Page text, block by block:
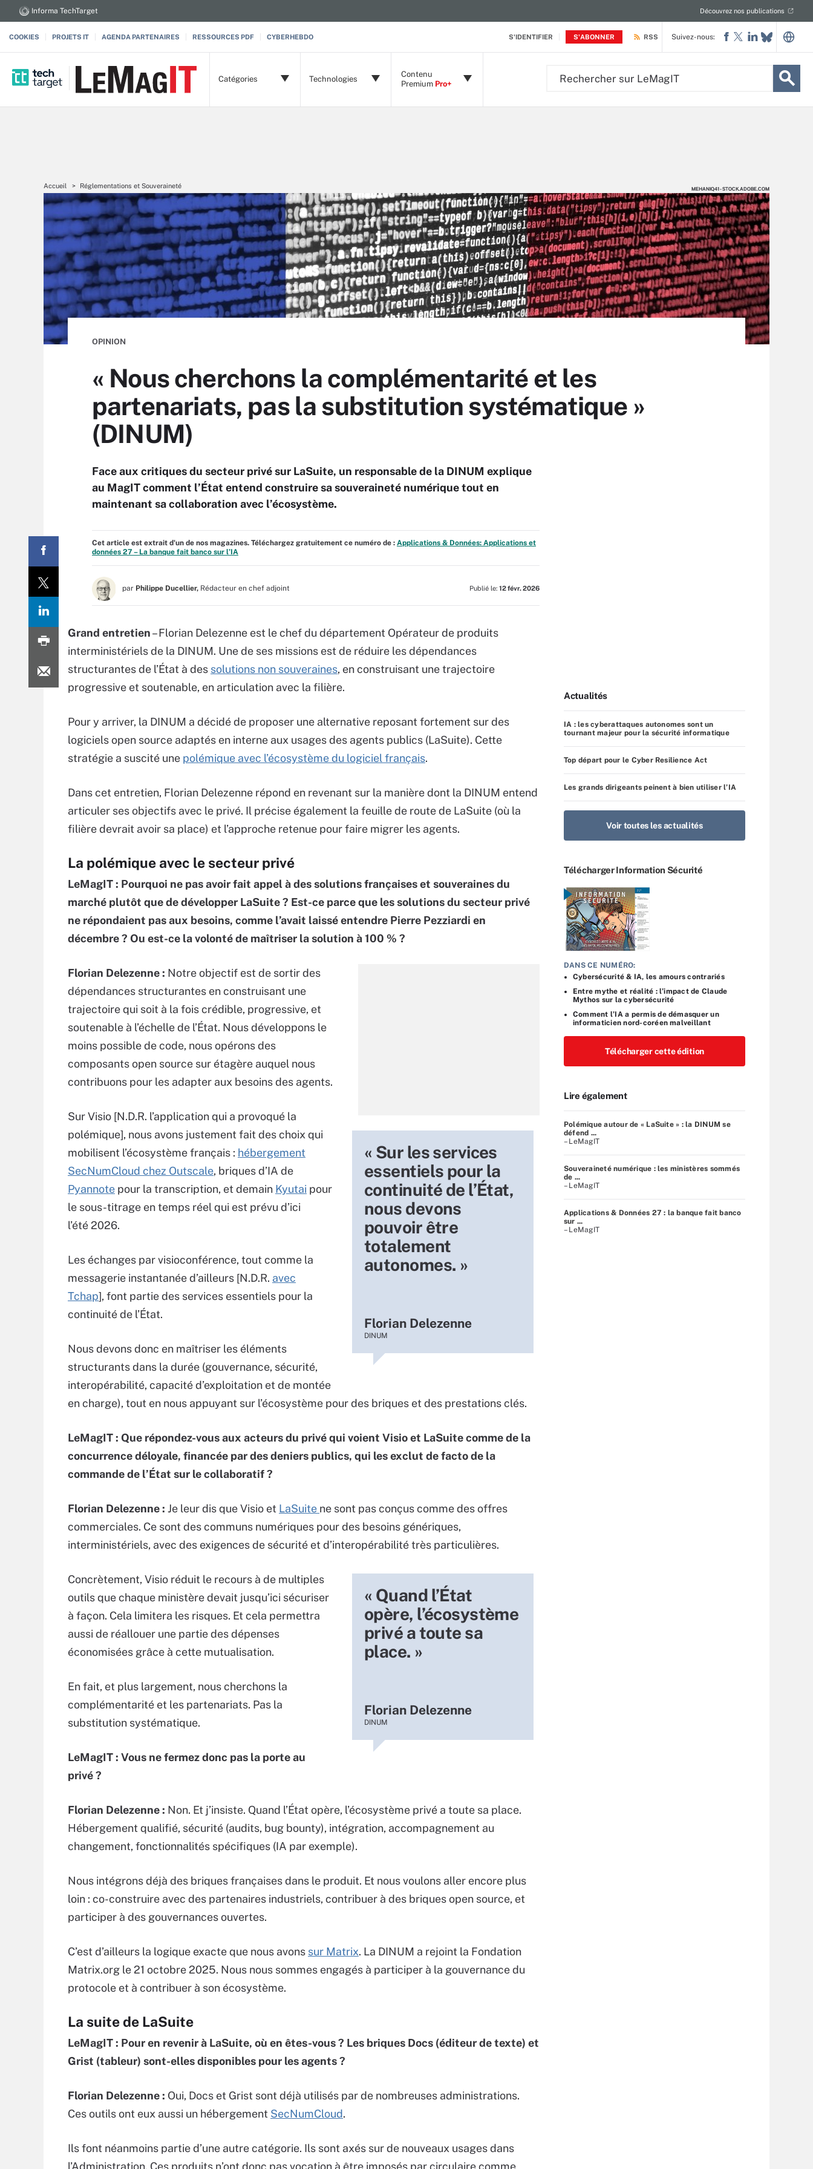
S'IDENTIFIER S'ABONNER
Informa TechTarget Découvrez nos publications
COOKIES PROJETS IT AGENDA PARTENAIRES RESSOURCES PDF CYBERHEBDO RSS
Catégories Technologies
Contenu
Premium Pro+
Suivez-nous:
Accueil Réglementations et Souveraineté MEHANIQ41 - STOCK.ADOBE.COM
MEHANIQ41 - STOCK.ADOBE.COM
OPINION
« Nous cherchons la complémentarité et les
partenariats, pas la substitution systématique »
(DINUM)
Face aux critiques du secteur privé sur LaSuite, un responsable de la DINUM explique
au MagIT comment l’État entend construire sa souveraineté numérique tout en
maintenant sa collaboration avec l’écosystème.
Cet article est extrait d'un de nos magazines. Téléchargez gratuitement ce numéro de : Applications & Données: Applications et
données 27 – La banque fait banco sur l’IA
par Philippe Ducellier, Rédacteur en chef adjoint Publié le: 12 févr. 2026
Grand entretien– Florian Delezenne est le chef du département Opérateur de produits
interministériels de la DINUM. Une de ses missions est de réduire les dépendances
structurantes de l’État à des solutions non souveraines, en construisant une trajectoire
progressive et soutenable, en articulation avec la filière.
Pour y arriver, la DINUM a décidé de proposer une alternative reposant fortement sur des
logiciels open source adaptés en interne aux usages des agents publics (LaSuite). Cette
stratégie a suscité une polémique avec l’écosystème du logiciel français.
Dans cet entretien, Florian Delezenne répond en revenant sur la manière dont la DINUM entend
articuler ses objectifs avec le privé. Il précise également la feuille de route de LaSuite (où la
filière devrait avoir sa place) et l’approche retenue pour faire migrer les agents.
La polémique avec le secteur privé
LeMagIT : Pourquoi ne pas avoir fait appel à des solutions françaises et souveraines du
marché plutôt que de développer LaSuite ? Est-ce parce que les solutions du secteur privé
ne répondaient pas aux besoins, comme l’avait laissé entendre Pierre Pezziardi en
décembre ? Ou est-ce la volonté de maîtriser la solution à 100 % ?
Florian Delezenne : Notre objectif est de sortir des
dépendances structurantes en construisant une
trajectoire qui soit à la fois crédible, progressive, et
soutenable à l’échelle de l’État. Nous développons le
moins possible de code, nous opérons des
composants open source sur étagère auquel nous
contribuons pour les adapter aux besoins des agents.
« Sur les services
essentiels pour la
continuité de l’État,
nous devons
pouvoir être
totalement
autonomes. »
Florian Delezenne
DINUM
Sur Visio [N.D.R. l’application qui a provoqué la
polémique], nous avons justement fait des choix qui
mobilisent l’écosystème français : hébergement
SecNumCloud chez Outscale, briques d’IA de
Pyannote pour la transcription, et demain Kyutai pour
le sous-titrage en temps réel qui est prévu d’ici
l’été 2026.
Les échanges par visioconférence, tout comme la
messagerie instantanée d’ailleurs [N.D.R. avec
Tchap], font partie des services essentiels pour la
continuité de l’État.
Nous devons donc en maîtriser les éléments
structurants dans la durée (gouvernance, sécurité,
interopérabilité, capacité d’exploitation et de montée
en charge), tout en nous appuyant sur l’écosystème pour des briques et des prestations clés.
LeMagIT : Que répondez-vous aux acteurs du privé qui voient Visio et LaSuite comme de la
concurrence déloyale, financée par des deniers publics, qui les exclut de facto de la
commande de l’État sur le collaboratif ?
Florian Delezenne : Je leur dis que Visio et LaSuite ne sont pas conçus comme des offres
commerciales. Ce sont des communs numériques pour des besoins génériques,
interministériels, avec des exigences de sécurité et d’interopérabilité très particulières.
« Quand l’État
opère, l’écosystème
privé a toute sa
place. »
Florian Delezenne
DINUM
Concrètement, Visio réduit le recours à de multiples
outils que chaque ministère devait jusqu’ici sécuriser
à façon. Cela limitera les risques. Et cela permettra
aussi de réallouer une partie des dépenses
économisées grâce à cette mutualisation.
En fait, et plus largement, nous cherchons la
complémentarité et les partenariats. Pas la
substitution systématique.
LeMagIT : Vous ne fermez donc pas la porte au
privé ?
Florian Delezenne : Non. Et j’insiste. Quand l’État opère, l’écosystème privé a toute sa place.
Hébergement qualifié, sécurité (audits, bug bounty), intégration, accompagnement au
changement, fonctionnalités spécifiques (IA par exemple).
Nous intégrons déjà des briques françaises dans le produit. Et nous voulons aller encore plus
loin : co-construire avec des partenaires industriels, contribuer à des briques open source, et
participer à des gouvernances ouvertes.
C’est d’ailleurs la logique exacte que nous avons sur Matrix. La DINUM a rejoint la Fondation
Matrix.org le 21 octobre 2025. Nous nous sommes engagés à participer à la gouvernance du
protocole et à contribuer à son écosystème.
La suite de LaSuite
LeMagIT : Pour en revenir à LaSuite, où en êtes-vous ? Les briques Docs (éditeur de texte) et
Grist (tableur) sont-elles disponibles pour les agents ?
Florian Delezenne : Oui, Docs et Grist sont déjà utilisés par de nombreuses administrations.
Ces outils ont eux aussi un hébergement SecNumCloud.
Ils font néanmoins partie d’une autre catégorie. Ils sont axés sur de nouveaux usages dans
l’Administration. Ces produits n’ont donc pas vocation à être imposés par circulaire comme
Actualités
IA : les cyberattaques autonomes sont un
tournant majeur pour la sécurité informatique
Top départ pour le Cyber Resilience Act
Les grands dirigeants peinent à bien utiliser l’IA
Voir toutes les actualités
Télécharger Information Sécurité
DANS CE NUMÉRO:
Cybersécurité & IA, les amours contrariés
Entre mythe et réalité : l’impact de Claude
Mythos sur la cybersécurité
Comment l’IA a permis de démasquer un
informaticien nord-coréen malveillant
Télécharger cette édition
Lire également
Polémique autour de « LaSuite » : la DINUM se
défend ...
– LeMagIT
Souveraineté numérique : les ministères sommés
de ...
– LeMagIT
Applications & Données 27 : la banque fait banco
sur ...
– LeMagIT